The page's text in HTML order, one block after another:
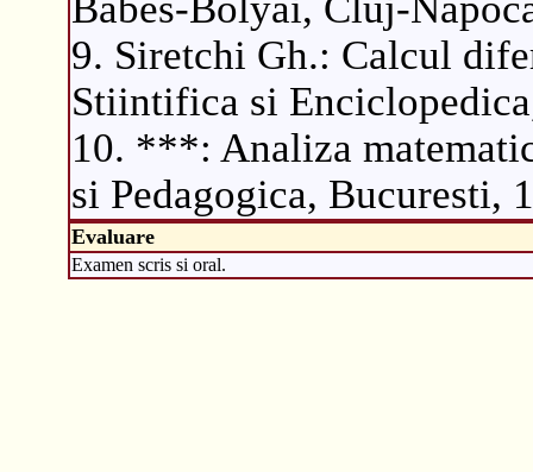
9. Siretchi Gh.: Calcul
Stiintifica si
10. ***: Analiza
si Pedagogica, Bucuresti,
Evaluare
Examen scris si oral.